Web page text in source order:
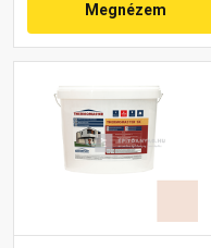
Megnézem